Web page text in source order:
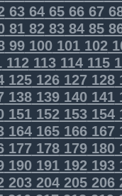
6364656667
8182838485
99100101102
112113114115
125126127128
138139140141
151152153154
164165166167
177178179180
190191192193
203204205206